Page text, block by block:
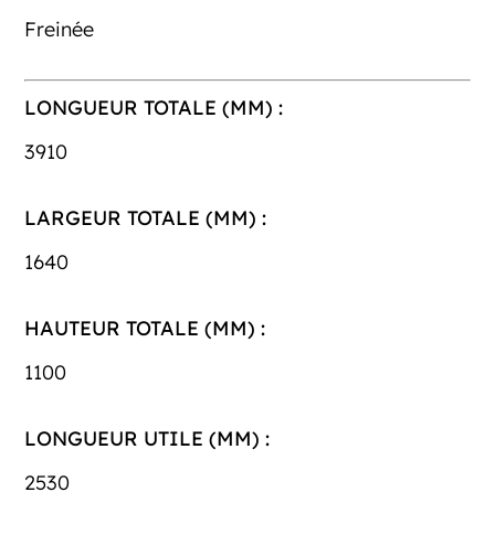
Freinée
LONGUEUR TOTALE (MM) :
3910
LARGEUR TOTALE (MM) :
1640
HAUTEUR TOTALE (MM) :
1100
LONGUEUR UTILE (MM) :
2530